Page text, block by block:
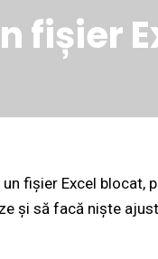
fișier
fișier Excel blocat,
și să facă niște